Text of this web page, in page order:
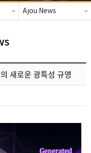
Ajou News
새로운 광특성 규명